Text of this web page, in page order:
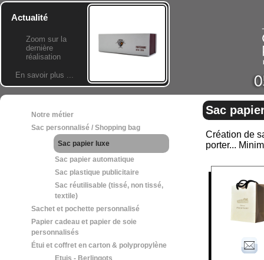
Actualité
Zoom sur la
dernière
réalisation
En savoir plus ...
Notre métier
Sac personnalisé / Shopping bag
Sac papier luxe
Sac papier automatique
Sac plastique publicitaire
Sac réutilisable (tissé, non tissé,
textile)
Sachet et pochette personnalisé
Papier cadeau et papier de soie
personnalisés
Étui et coffret en carton & polypropylène
Etuis - Berlingots
Sac
Création de
porter...